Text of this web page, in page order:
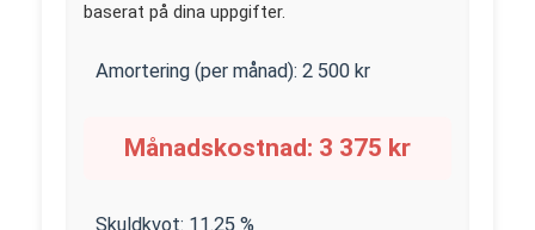
baserat på dina uppgifter.
Amortering (per månad): 2 500 kr
Månadskostnad: 3 375 kr
Skuldkvot: 11.25 %